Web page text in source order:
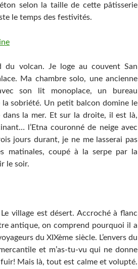
selon la taille de cette pâtisserie
le temps des festivités.
du volcan. Je loge au couvent San
Ma chambre solo, une ancienne
son lit monoplace, un bureau
la sobriété. Un petit balcon domine le
dans la mer. Et sur la droite, il est là,
l’Etna couronné de neige avec
jours durant, je ne me lasserai pas
matinales, coupé à la serpe par la
le soir.
Le village est désert. Accroché à flanc
antique, on comprend pourquoi il a
du XIXème siècle. L’envers du
et m’as-tu-vu qui ne donne
fuir! Mais là, tout est calme et volupté.